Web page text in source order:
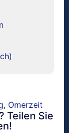
, Omerzeit
Teilen Sie